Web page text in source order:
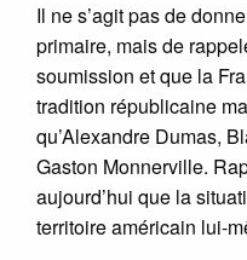
Il ne s’agit pas de
primaire, mais de
soumission et que la
tradition républicaine
qu’Alexandre Dumas,
Gaston Monnerville.
aujourd’hui que la
territoire américain lui-